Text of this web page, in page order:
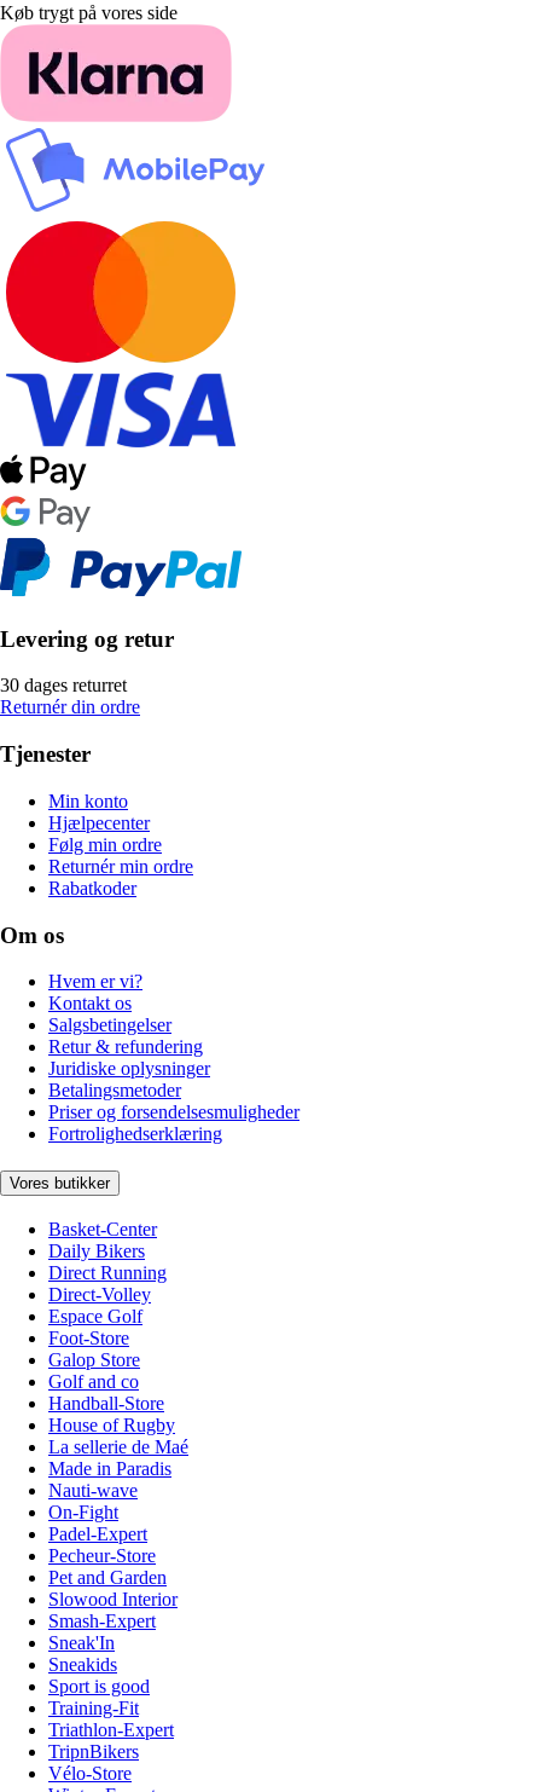
Køb trygt på vores side
Levering og retur
30 dages returret
Returnér din ordre
Tjenester
Min konto
Hjælpecenter
Følg min ordre
Returnér min ordre
Rabatkoder
Om os
Hvem er vi?
Kontakt os
Salgsbetingelser
Retur & refundering
Juridiske oplysninger
Betalingsmetoder
Priser og forsendelsesmuligheder
Fortrolighedserklæring
Vores butikker
Basket-Center
Daily Bikers
Direct Running
Direct-Volley
Espace Golf
Foot-Store
Galop Store
Golf and co
Handball-Store
House of Rugby
La sellerie de Maé
Made in Paradis
Nauti-wave
On-Fight
Padel-Expert
Pecheur-Store
Pet and Garden
Slowood Interior
Smash-Expert
Sneak'In
Sneakids
Sport is good
Training-Fit
Triathlon-Expert
TripnBikers
Vélo-Store